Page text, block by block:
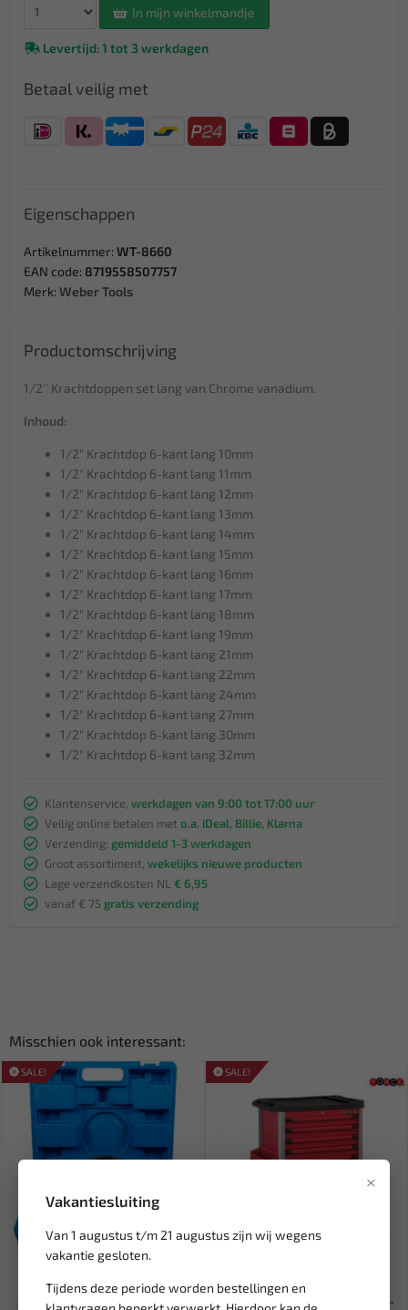
×
Vakantiesluiting
Van 1 augustus t/m 21 augustus zijn wij wegens
vakantie gesloten.
Tijdens deze periode worden bestellingen en
In mijn winkelmandje
Levertijd: 1 tot 3 werkdagen
Betaal veilig met
Eigenschappen
Artikelnummer: WT-8660
EAN code: 8719558507757
Merk: Weber Tools
Productomschrijving
1/2'' Krachtdoppen set lang van Chrome vanadium.
Inhoud:
1/2" Krachtdop 6-kant lang 10mm
1/2" Krachtdop 6-kant lang 11mm
1/2" Krachtdop 6-kant lang 12mm
1/2" Krachtdop 6-kant lang 13mm
1/2" Krachtdop 6-kant lang 14mm
1/2" Krachtdop 6-kant lang 15mm
1/2" Krachtdop 6-kant lang 16mm
1/2" Krachtdop 6-kant lang 17mm
1/2" Krachtdop 6-kant lang 18mm
1/2" Krachtdop 6-kant lang 19mm
1/2" Krachtdop 6-kant lang 21mm
1/2" Krachtdop 6-kant lang 22mm
1/2" Krachtdop 6-kant lang 24mm
1/2" Krachtdop 6-kant lang 27mm
1/2" Krachtdop 6-kant lang 30mm
1/2" Krachtdop 6-kant lang 32mm
Klantenservice, werkdagen van 9:00 tot 17:00 uur
Veilig online betalen met o.a. iDeal, Billie, Klarna
Verzending: gemiddeld 1-3 werkdagen
Groot assortiment, wekelijks nieuwe producten
Lage verzendkosten NL € 6,95
vanaf € 75 gratis verzending
Misschien ook interessant:
SALE!
Leverbaar
BGS Achterasbus subframe
gereedschap | BMW X5 8845
SALE!
FORCE Gereedschapwagen
Practical 258-delig ROOD 10...